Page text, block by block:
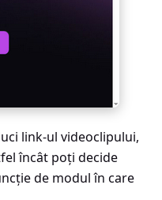
link-ul videoclipului,
încât poți decide
de modul în care